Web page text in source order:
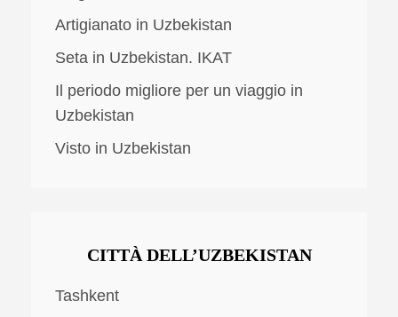
Artigianato in Uzbekistan
Seta in Uzbekistan. IKAT
Il periodo migliore per un viaggio in
Uzbekistan
Visto in Uzbekistan
CITTÀ DELL’UZBEKISTAN
Tashkent